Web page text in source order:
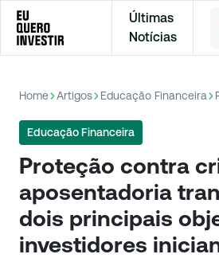
Últimas
Notícias
Home Artigos Educação Financeira
Educação Financeira
Proteção contra
aposentadoria
dois principais
investidores